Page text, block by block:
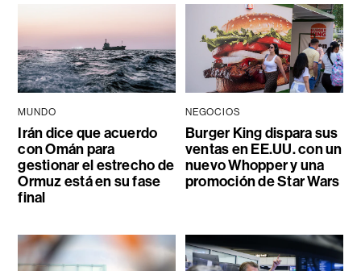
MUNDO
Irán dice que acuerdo
con Omán para
gestionar el estrecho de
Ormuz está en su fase
final
NEGOCIOS
Burger King dispara sus
ventas en EE.UU. con un
nuevo Whopper y una
promoción de Star Wars